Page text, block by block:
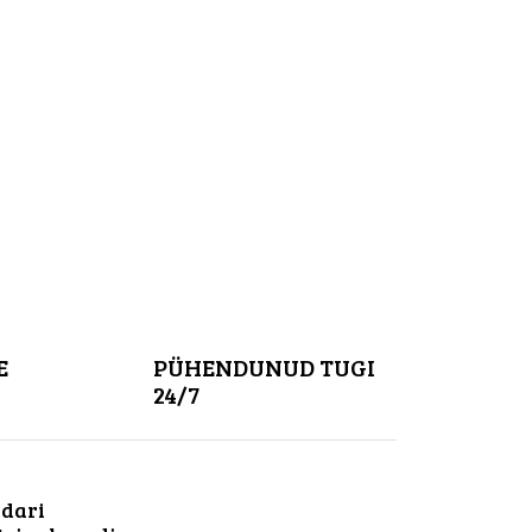
PÜHENDUNUD TUGI
24/7